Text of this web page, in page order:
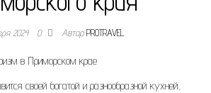
2024 0 АвторPROTRAVEL
в Приморском крае
своей богатой и разнообразной кухней,